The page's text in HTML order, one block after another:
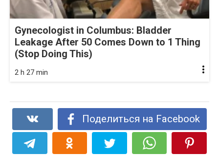
Gynecologist in Columbus: Bladder
Leakage After 50 Comes Down to 1 Thing
(Stop Doing This)
2 h 27 min
Поделиться на Facebook